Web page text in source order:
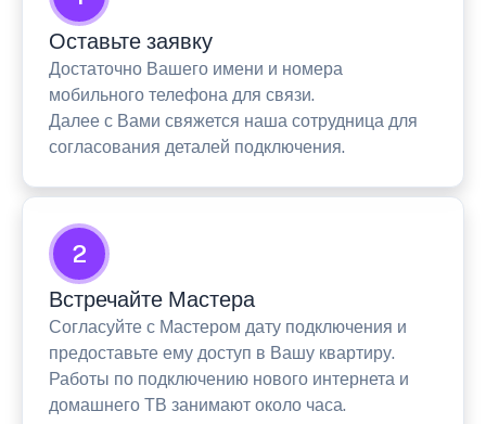
Оставьте заявку
Достаточно Вашего имени и номера
мобильного телефона для связи.
Далее с Вами свяжется наша сотрудница для
согласования деталей подключения.
2
Встречайте Мастера
Согласуйте с Мастером дату подключения и
предоставьте ему доступ в Вашу квартиру.
Работы по подключению нового интернета и
домашнего ТВ занимают около часа.